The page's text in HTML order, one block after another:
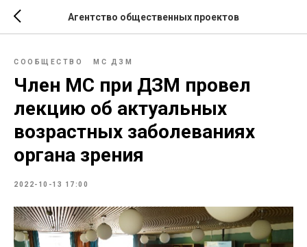
Агентство общественных проектов
СООБЩЕСТВО МС ДЗМ
Член МС при ДЗМ провел
лекцию об актуальных
возрастных заболеваниях
органа зрения
2022-10-13 17:00